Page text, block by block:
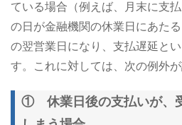
ている場合（例えば、月末に支
の日が金融機関の休業日にあた
の翌営業日になり、支払遅延と
す。これに対しては、次の例外が
① 休業日後の支払いが、